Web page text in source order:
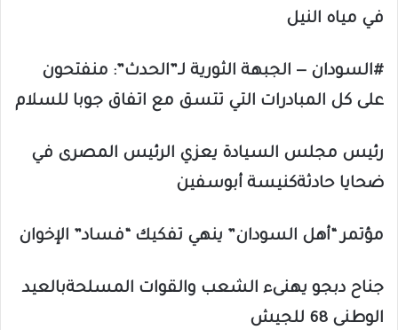
في مياه النيل
#السودان — الجبهة الثورية لـ”الحدث”: منفتحون
على كل المبادرات التي تتسق مع اتفاق جوبا للسلام
رئيس مجلس السيادة يعزي الرئيس المصرى في
ضحايا حادثةكنيسة أبوسفين
مؤتمر “أهل السودان” ينهي تفكيك “فساد” الإخوان
جناح دبجو يهنىء الشعب والقوات المسلحةبالعيد
الوطنى 68 للجيش